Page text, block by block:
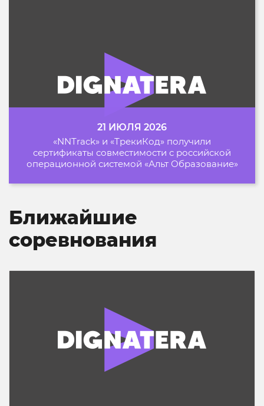
21 ИЮЛЯ 2026
«NNTrack» и «ТрекиКод» получили
сертификаты совместимости с российской
операционной системой «Альт Образование»
Ближайшие
соревнования